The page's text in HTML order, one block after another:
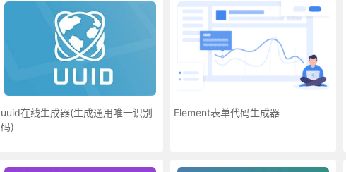
uuid在线生成器(生成通用唯一识别
码)
Element表单代码生成器